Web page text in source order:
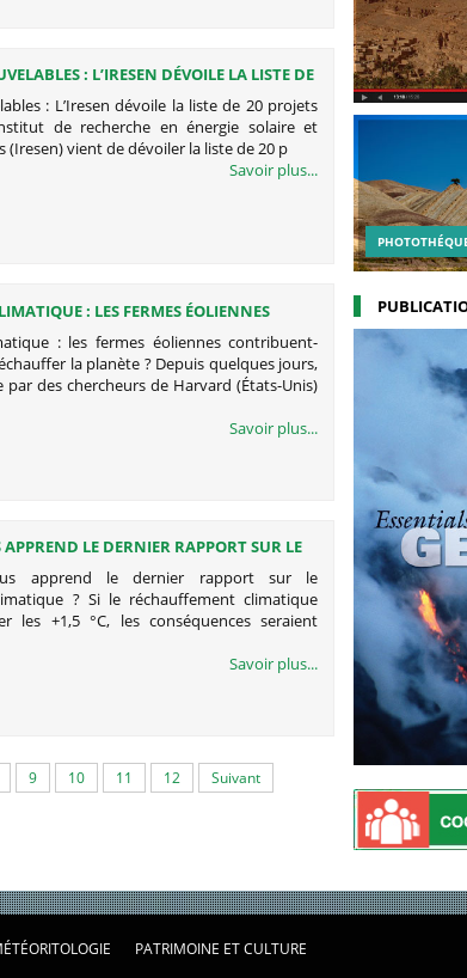
: L’IRESEN DÉVOILE LA LISTE DE
: L’Iresen dévoile la liste de 20 projets
de recherche en énergie solaire et
(Iresen) vient de dévoiler la liste de 20 p
Savoir plus...
: LES FERMES ÉOLIENNES
VRAIMENT À RÉCHAUFFER LA
: les fermes éoliennes contribuent-
la planète ? Depuis quelques jours,
des chercheurs de Harvard (États-Unis)
Savoir plus...
LE DERNIER RAPPORT SUR LE
CLIMATIQUE ?
apprend le dernier rapport sur le
? Si le réchauffement climatique
les +1,5 °C, les conséquences seraient
Savoir plus...
9 10 11 12 Suivant
PATRIMOINE ET CULTURE